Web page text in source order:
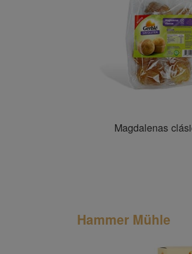
Magdalenas
Hammer Mühle